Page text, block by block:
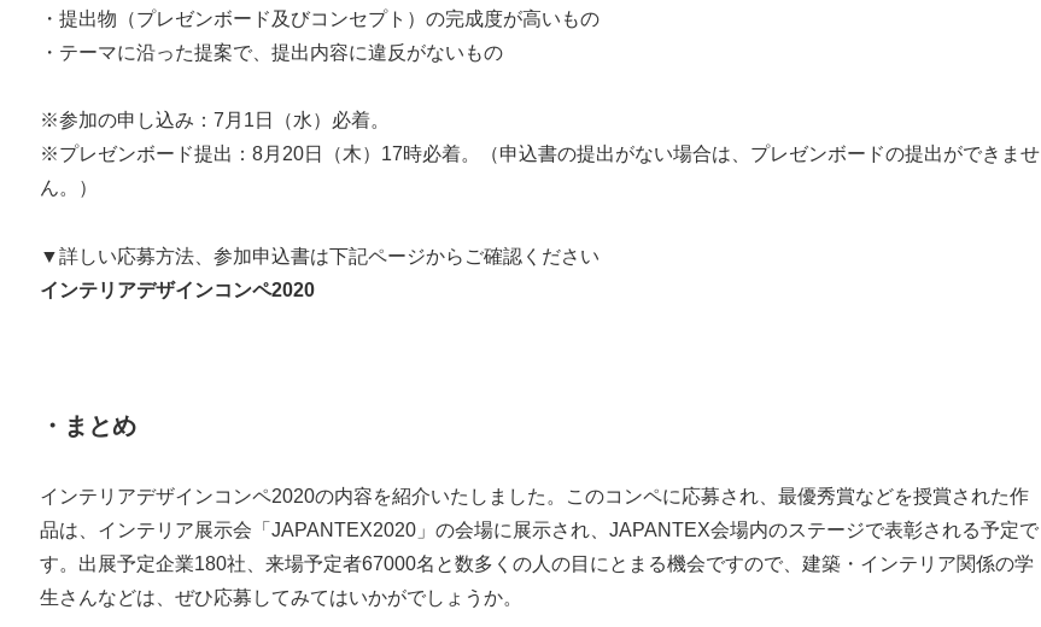
・提出物（プレゼンボード及びコンセプト）の完成度が高いもの
・テーマに沿った提案で、提出内容に違反がないもの
※参加の申し込み：7月1日（水）必着。
※プレゼンボード提出：8月20日（木）17時必着。（申込書の提出がない場合は、プレゼンボードの提出ができませ
ん。）
▼詳しい応募方法、参加申込書は下記ページからご確認ください
インテリアデザインコンペ2020
・まとめ
インテリアデザインコンペ2020の内容を紹介いたしました。このコンペに応募され、最優秀賞などを授賞された作
品は、インテリア展示会「JAPANTEX2020」の会場に展示され、JAPANTEX会場内のステージで表彰される予定で
す。出展予定企業180社、来場予定者67000名と数多くの人の目にとまる機会ですので、建築・インテリア関係の学
生さんなどは、ぜひ応募してみてはいかがでしょうか。